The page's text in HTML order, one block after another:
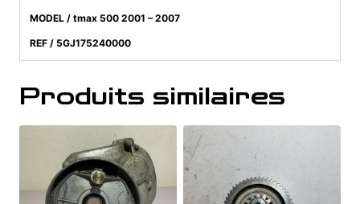
MODEL / tmax 500 2001 – 2007
REF / 5GJ175240000
Produits similaires